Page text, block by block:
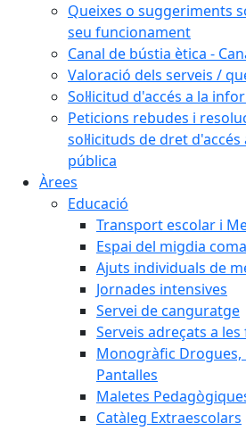
Queixes o suggeriments
seu funcionament
Canal de bústia ètica -
Valoració dels serveis /
Sol·licitud d'accés a la
Peticions rebudes i
sol·licituds de dret
pública
Àrees
Educació
Transport escolar i
Espai del migdia
Ajuts individuals de
Jornades intensives
Servei de canguratge
Serveis adreçats a
Monogràfic Drogues,
Pantalles
Maletes
Catàleg Extraescolars